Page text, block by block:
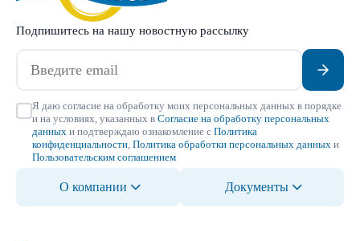
Подпишитесь на нашу новостную рассылку
Я даю согласие на обработку моих персональных данных в порядке
и на условиях, указанных в Согласие на обработку персональных
данных и подтверждаю ознакомление с Политика
конфиденциальности Политика обработки персональных данных и
Пользовательским соглашением
О компании Документы